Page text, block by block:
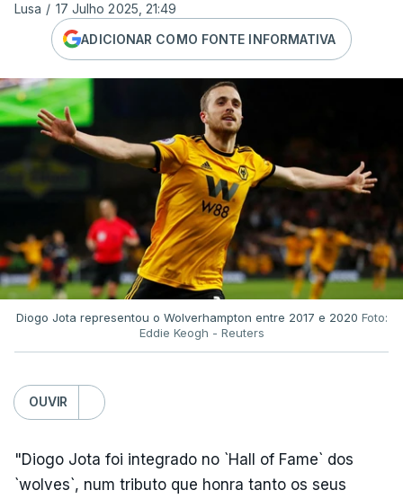
Lusa / 17 Julho 2025, 21:49
ADICIONAR COMO FONTE INFORMATIVA
Diogo Jota representou o Wolverhampton entre 2017 e 2020 Foto:
Eddie Keogh - Reuters
OUVIR
"Diogo Jota foi integrado no `Hall of Fame` dos
`wolves`, num tributo que honra tanto os seus